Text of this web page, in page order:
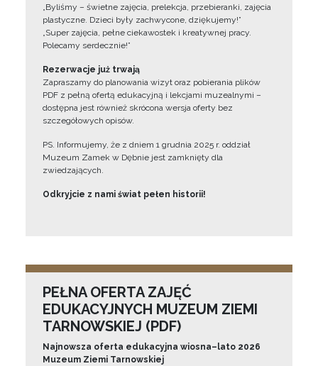
„Byliśmy – świetne zajęcia, prelekcja, przebieranki, zajęcia
plastyczne. Dzieci były zachwycone, dziękujemy!”
„Super zajęcia, pełne ciekawostek i kreatywnej pracy.
Polecamy serdecznie!”
Rezerwacje już trwają
Zapraszamy do planowania wizyt oraz pobierania plików
PDF z pełną ofertą edukacyjną i lekcjami muzealnymi –
dostępna jest również skrócona wersja oferty bez
szczegółowych opisów.
PS. Informujemy, że z dniem 1 grudnia 2025 r. oddział
Muzeum Zamek w Dębnie jest zamknięty dla
zwiedzających.
Odkryjcie z nami świat pełen historii!
PEŁNA OFERTA ZAJĘĆ
EDUKACYJNYCH MUZEUM ZIEMI
TARNOWSKIEJ (PDF)
Najnowsza oferta edukacyjna wiosna–lato 2026
Muzeum Ziemi Tarnowskiej